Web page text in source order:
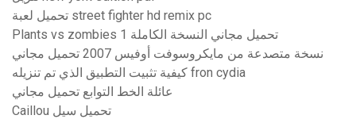
تحميل لعبة street fighter hd remix pc
Plants vs zombies 1 تحميل مجاني النسخة الكاملة
نسخة متصدعة من مايكروسوفت أوفيس 2007 تحميل مجاني
كيفية تثبيت التطبيق الذي تم تنزيله fron cydia
عائلة الخط التوابع تحميل مجاني
Caillou تحميل سيل